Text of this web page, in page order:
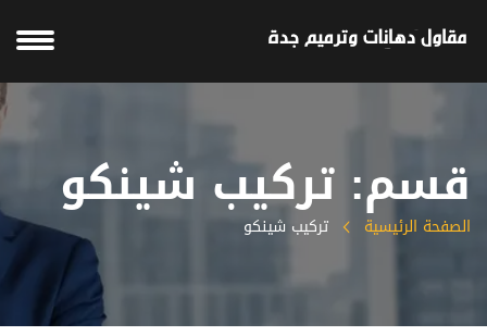
قسم: تركيب شينكو
الصفحة الرئيسية تركيب شينكو